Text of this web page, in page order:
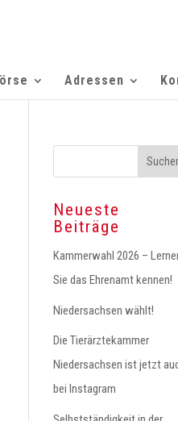
Adressen
Neueste
Beiträge
Kammerwahl 2026 –
Sie das Ehrenamt kennen!
Niedersachsen wählt!
Die Tierärztekammer
Niedersachsen ist jetzt
bei Instagram